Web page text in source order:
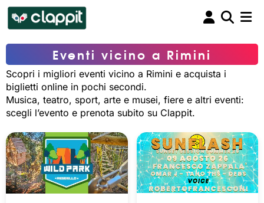
Eventi vicino a Rimini
Scopri i migliori eventi vicino a Rimini e acquista i
biglietti online in pochi secondi.
Musica, teatro, sport, arte e musei, fiere e altri eventi:
scegli l’evento e prenota subito su Clappit.